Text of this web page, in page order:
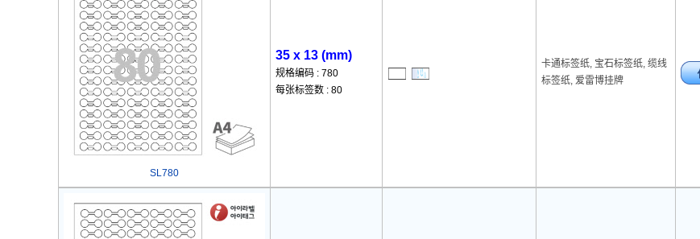
SL780
35 x 13 (mm)
规格编码 : 780
每张标签数 : 80
卡通标签纸, 宝石标签纸, 缆线
标签纸, 爱雷博挂牌